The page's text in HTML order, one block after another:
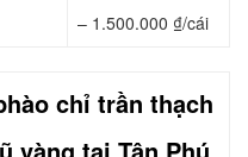
– 1.500.000 ₫/cái
chỉ trần thạch